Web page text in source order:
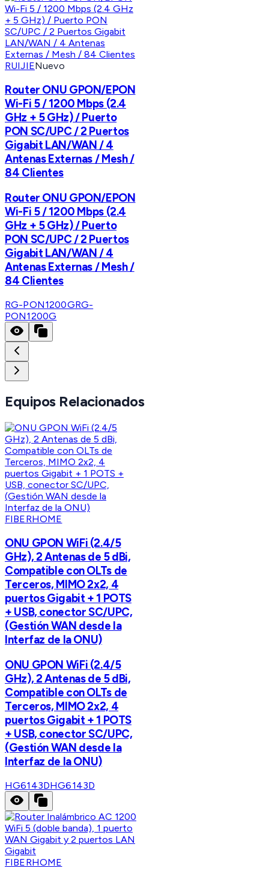
RUIJIENuevo
Router ONU GPON/EPON
Wi-Fi 5 / 1200 Mbps (2.4
GHz + 5 GHz) / Puerto
PON SC/UPC / 2 Puertos
Gigabit LAN/WAN / 4
Antenas Externas / Mesh /
84 Clientes
Router ONU GPON/EPON
Wi-Fi 5 / 1200 Mbps (2.4
GHz + 5 GHz) / Puerto
PON SC/UPC / 2 Puertos
Gigabit LAN/WAN / 4
Antenas Externas / Mesh /
84 Clientes
RG-PON1200GRG-
PON1200G
Equipos Relacionados
FIBERHOME
ONU GPON WiFi (2.4/5
GHz), 2 Antenas de 5 dBi,
Compatible con OLTs de
Terceros, MIMO 2x2, 4
puertos Gigabit + 1 POTS
+ USB, conector SC/UPC,
(Gestión WAN desde la
Interfaz de la ONU)
ONU GPON WiFi (2.4/5
GHz), 2 Antenas de 5 dBi,
Compatible con OLTs de
Terceros, MIMO 2x2, 4
puertos Gigabit + 1 POTS
+ USB, conector SC/UPC,
(Gestión WAN desde la
Interfaz de la ONU)
HG6143DHG6143D
FIBERHOME